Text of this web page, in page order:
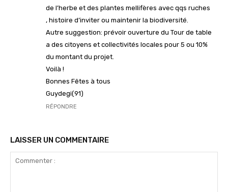
de l’herbe et des plantes mellifères avec qqs ruches
, histoire d’inviter ou maintenir la biodiversité.
Autre suggestion: prévoir ouverture du Tour de table
a des citoyens et collectivités locales pour 5 ou 10%
du montant du projet.
Voilà !
Bonnes Fêtes à tous
Guydegi(91)
RÉPONDRE
LAISSER UN COMMENTAIRE